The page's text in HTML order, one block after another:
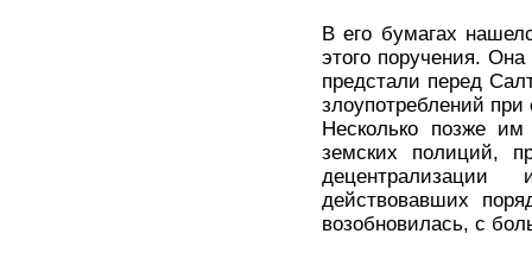
В его бумагах
этого поручения. Она
предстали перед
злоупотреблений
Несколько позже
земских полиций,
действовавших
возобновилась, с